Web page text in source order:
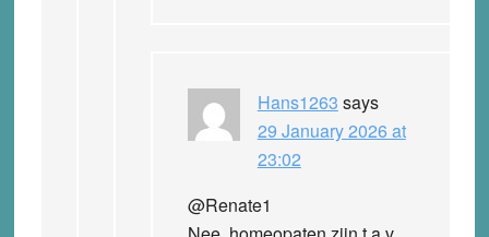
Hans1263 says
29 January 2026 at
23:02
@Renate1